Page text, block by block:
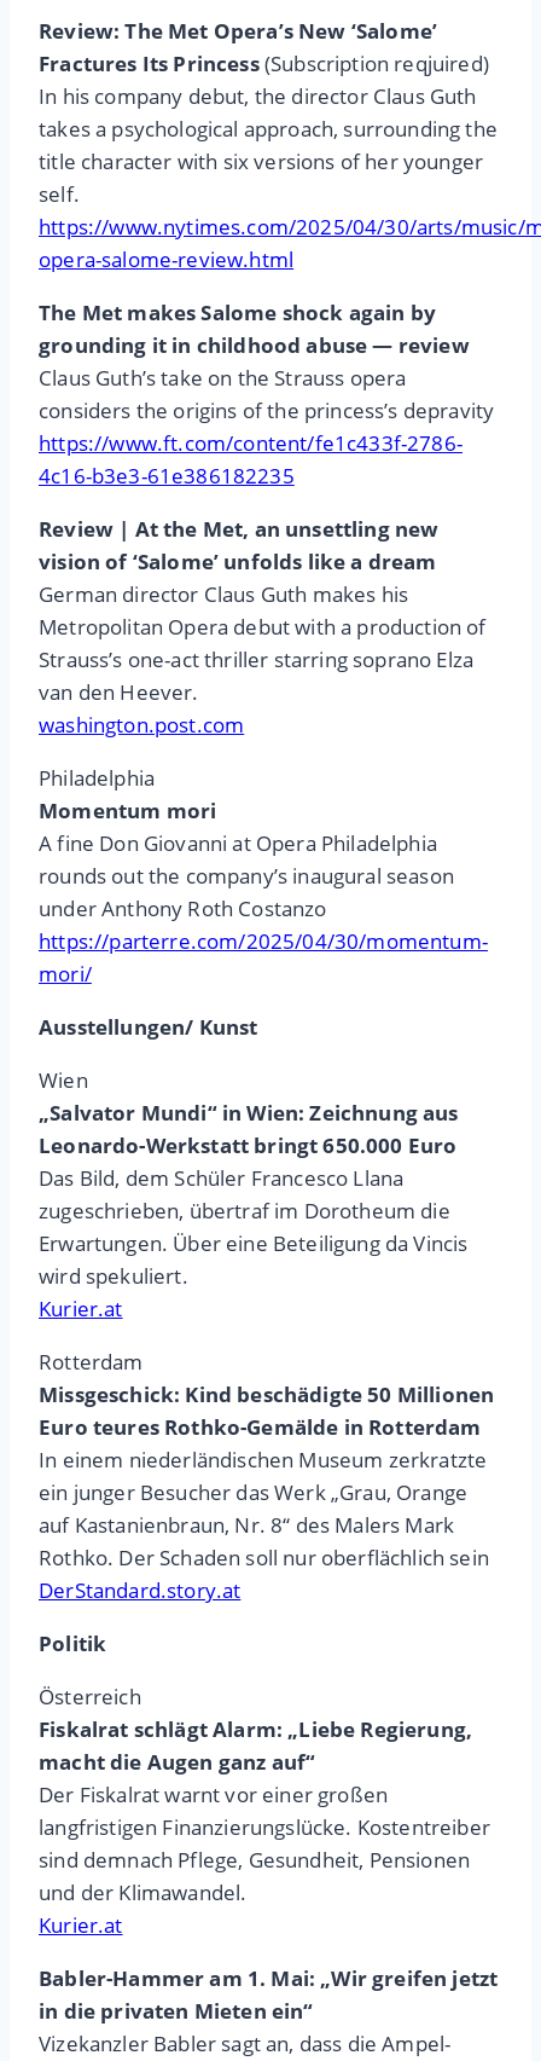
Review: The Met Opera’s New ‘Salome’
Fractures Its Princess(Subscription reqjuired)
In his company debut, the director Claus Guth
takes a psychological approach, surrounding the
title character with six versions of her younger
self.
https://www.nytimes.com/2025/04/30/arts/music/
opera-salome-review.html
The Met makes Salome shock again by
grounding it in childhood abuse — review
Claus Guth’s take on the Strauss opera
considers the origins of the princess’s depravity
https://www.ft.com/content/fe1c433f-2786-
4c16-b3e3-61e386182235
Review | At the Met, an unsettling new
vision of ‘Salome’ unfolds like a dream
German director Claus Guth makes his
Metropolitan Opera debut with a production of
Strauss’s one-act thriller starring soprano Elza
van den Heever.
washington.post.com
Philadelphia
Momentum mori
A fine Don Giovanni at Opera Philadelphia
rounds out the company’s inaugural season
under Anthony Roth Costanzo
https://parterre.com/2025/04/30/momentum-
mori/
Ausstellungen/ Kunst
Wien
„Salvator Mundi“ in Wien: Zeichnung aus
Leonardo-Werkstatt bringt 650.000 Euro
Das Bild, dem Schüler Francesco Llana
zugeschrieben, übertraf im Dorotheum die
Erwartungen. Über eine Beteiligung da Vincis
wird spekuliert.
Kurier.at
Rotterdam
Missgeschick: Kind beschädigte 50 Millionen
Euro teures Rothko-Gemälde in Rotterdam
In einem niederländischen Museum zerkratzte
ein junger Besucher das Werk „Grau, Orange
auf Kastanienbraun, Nr. 8“ des Malers Mark
Rothko. Der Schaden soll nur oberflächlich sein
DerStandard.story.at
Politik
Österreich
Fiskalrat schlägt Alarm: „Liebe Regierung,
macht die Augen ganz auf“
Der Fiskalrat warnt vor einer großen
langfristigen Finanzierungslücke. Kostentreiber
sind demnach Pflege, Gesundheit, Pensionen
und der Klimawandel.
Kurier.at
Babler-Hammer am 1. Mai: „Wir greifen jetzt
in die privaten Mieten ein“
Vizekanzler Babler sagt an, dass die Ampel-